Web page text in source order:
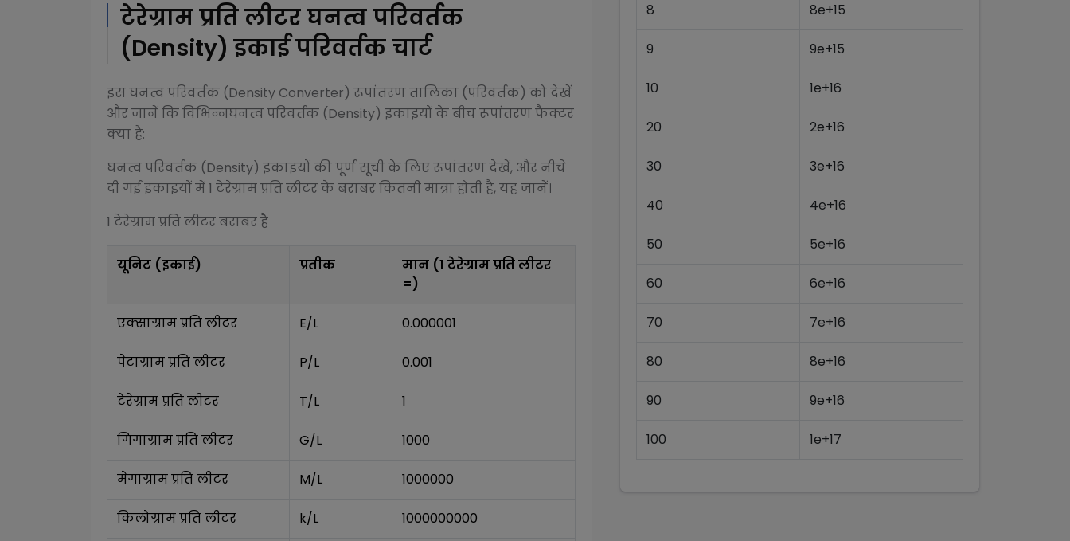
टेरेग्राम प्रति लीटरघनत्व परिवर्तक
(Density) इकाई परिवर्तक चार्ट
इसघनत्व परिवर्तक (Density Converter) रूपांतरण तालिका (परिवर्तक) को देखें
और जानें कि विभिन्नघनत्व परिवर्तक (Density) इकाइयों के बीच रूपांतरण फैक्टर
क्या हैं:
घनत्व परिवर्तक (Density) इकाइयों की पूर्ण सूची के लिए रूपांतरण देखें, और नीचे
दी गई इकाइयों में 1 टेरेग्राम प्रति लीटरके बराबर कितनी मात्रा होती है, यह जानें।
1 टेरेग्राम प्रति लीटरबराबर है
यूनिट (इकाई) प्रतीक मान (1 टेरेग्राम प्रति लीटर
=)
एक्साग्राम प्रति लीटर E/L 0.000001
पेटाग्राम प्रति लीटर P/L 0.001
टेरेग्राम प्रति लीटर T/L 1
गिगाग्राम प्रति लीटर G/L 1000
मेगाग्राम प्रति लीटर M/L 1000000
किलोग्राम प्रति लीटर k/L 1000000000
8 8e+15
9 9e+15
10 1e+16
20 2e+16
30 3e+16
40 4e+16
50 5e+16
60 6e+16
70 7e+16
80 8e+16
90 9e+16
100 1e+17